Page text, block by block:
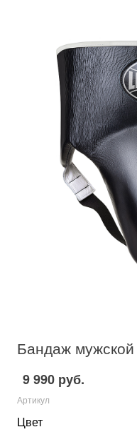
Бандаж
9 990 руб.
Артикул
Цвет